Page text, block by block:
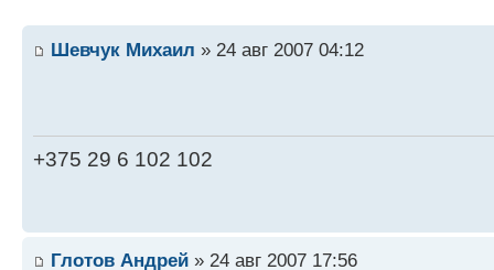
Шевчук Михаил » 24 авг 2007 04:12
+375 29 6 102 102
Глотов Андрей » 24 авг 2007 17:56